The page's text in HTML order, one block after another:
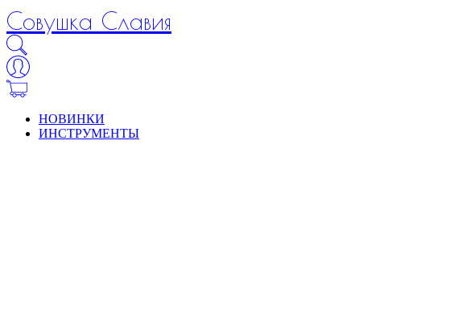
Совушка Славия
НОВИНКИ
ИНСТРУМЕНТЫ